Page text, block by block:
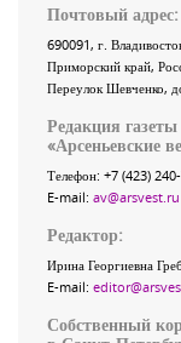
Почтовый адрес:
690091, г.
Приморский край,
Переулок Шевченко,
Редакция газеты
«Арсеньевские
Телефон: +7 (423)
E-mail: av@arsvest.ru
Редактор:
Ирина Георгиевна
E-mail:
Собственный